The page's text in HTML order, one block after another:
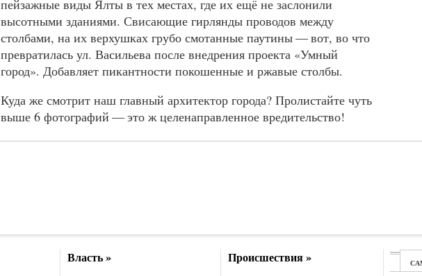
пейзажные виды Ялты в тех местах, где их ещё не заслонили
высотными зданиями. Свисающие гирлянды проводов между
столбами, на их верхушках грубо смотанные паутины — вот, во что
превратилась ул. Васильева после внедрения проекта «Умный
город». Добавляет пикантности покошенные и ржавые столбы.
Куда же смотрит наш главный архитектор города? Пролистайте чуть
выше 6 фотографий — это ж целенаправленное вредительство!
Власть » Происшествия »